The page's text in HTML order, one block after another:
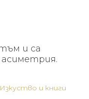
и са
Изкуство и книги